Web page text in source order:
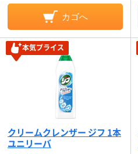
カゴへ
本気プライス
クリームクレンザー ジフ 1本
ユニリーバ